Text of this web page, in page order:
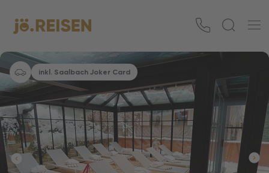
inkl. Saalbach Joker Card